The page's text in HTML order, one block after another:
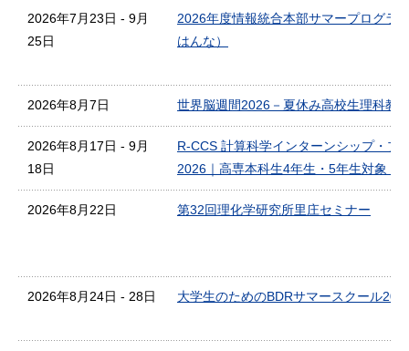
2026年7月23日 - 9月
25日
2026年度情報統合本部サマープログラ
はんな）
2026年8月7日 世界脳週間2026－夏休み高校生理科教
2026年8月17日 - 9月
18日
R-CCS 計算科学インターンシップ・プ
2026｜高専本科生4年生・5年生対象（
2026年8月22日 第32回理化学研究所里庄セミナー
2026年8月24日 - 28日 大学生のためのBDRサマースクール